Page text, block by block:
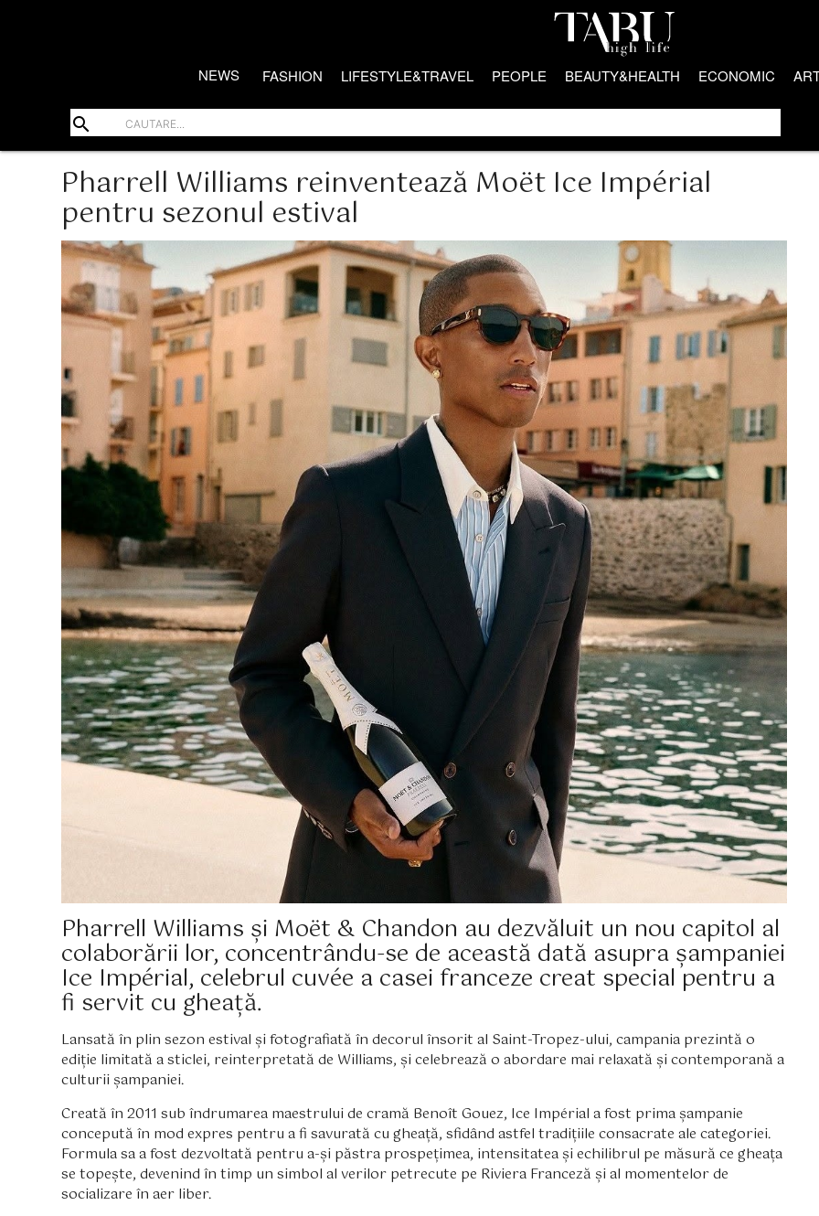
NEWS FASHION LIFESTYLE&TRAVEL PEOPLE BEAUTY&HEALTH ECONOMIC
search
Pharrell Williams reinventează Moët Ice Impérial
pentru sezonul estival
Pharrell Williams și Moët & Chandon au dezvăluit un nou capitol al
colaborării lor, concentrându-se de această dată asupra șampaniei
Ice Impérial, celebrul cuvée a casei franceze creat special pentru a
fi servit cu gheață.
Lansată în plin sezon estival și fotografiată în decorul însorit al Saint-Tropez-ului, campania prezintă o
ediție limitată a sticlei, reinterpretată de Williams, și celebrează o abordare mai relaxată și contemporană a
culturii șampaniei.
Creată în 2011 sub îndrumarea maestrului de cramă Benoît Gouez, Ice Impérial a fost prima șampanie
concepută în mod expres pentru a fi savurată cu gheață, sfidând astfel tradițiile consacrate ale categoriei.
Formula sa a fost dezvoltată pentru a-și păstra prospețimea, intensitatea și echilibrul pe măsură ce gheața
se topește, devenind în timp un simbol al verilor petrecute pe Riviera Franceză și al momentelor de
socializare în aer liber.